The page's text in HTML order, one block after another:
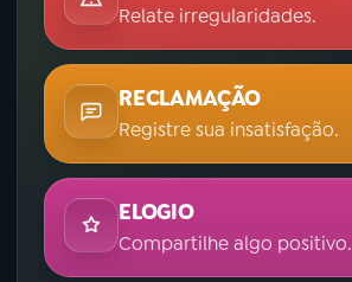
Relate irregularidades.
RECLAMAÇÃO
Registre sua insatisfação.
ELOGIO
Compartilhe algo positivo.